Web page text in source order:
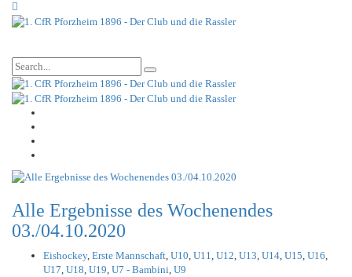
Alle Ergebnisse des Wochenendes
03./04.10.2020
Eishockey, Erste Mannschaft, U10, U11, U12, U13, U14, U15, U16,
U17, U18, U19, U7 - Bambini, U9